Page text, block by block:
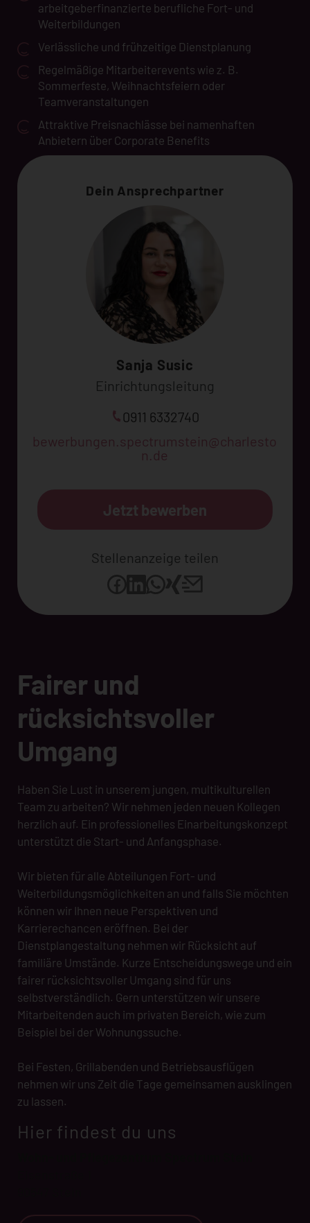
Dein Ansprechpartner
Sanja Susic
Einrichtungsleitung
0911 6332740
bewerbungen.spectrumstein@charlesto
n.de
Jetzt bewerben
Stellenanzeige teilen
arbeitgeberfinanzierte berufliche Fort- und
Weiterbildungen
Verlässliche und frühzeitige Dienstplanung
Regelmäßige Mitarbeiterevents wie z. B.
Sommerfeste, Weihnachtsfeiern oder
Teamveranstaltungen
Attraktive Preisnachlässe bei namenhaften
Anbietern über Corporate Benefits
Fairer und
rücksichtsvoller
Umgang
Haben Sie Lust in unserem jungen, multikulturellen
Team zu arbeiten? Wir nehmen jeden neuen Kollegen
herzlich auf. Ein professionelles Einarbeitungskonzept
unterstützt die Start- und Anfangsphase.
Wir bieten für alle Abteilungen Fort- und
Weiterbildungsmöglichkeiten an und falls Sie möchten
können wir Ihnen neue Perspektiven und
Karrierechancen eröffnen. Bei der
Dienstplangestaltung nehmen wir Rücksicht auf
familiäre Umstände. Kurze Entscheidungswege und ein
fairer rücksichtsvoller Umgang sind für uns
selbstverständlich. Gern unterstützen wir unsere
Mitarbeitenden auch im privaten Bereich, wie zum
Beispiel bei der Wohnungssuche.
Bei Festen, Grillabenden und Betriebsausflügen
nehmen wir uns Zeit die Tage gemeinsamen ausklingen
zu lassen.
Hier findest du uns